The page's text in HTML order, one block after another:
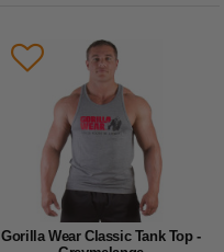
Gorilla Wear Classic Tank Top -